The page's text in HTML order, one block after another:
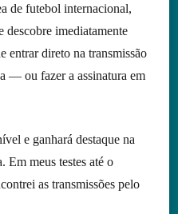
de futebol internacional,
descobre imediatamente
entrar direto na transmissão
— ou fazer a assinatura em
e ganhará destaque na
Em meus testes até o
as transmissões pelo